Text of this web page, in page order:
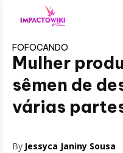
FOFOCANDO
Mulher
sêmen de
várias
By Jessyca Janiny Sousa